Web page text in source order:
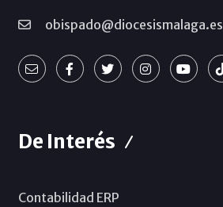
obispado@diocesismalaga.es
De Interés
Contabilidad ERP